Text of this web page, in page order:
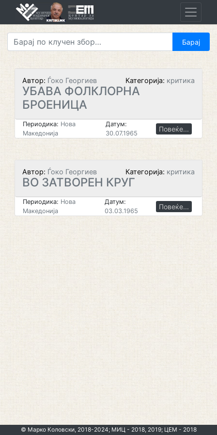
Автор: Ѓоко Георгиев Категорија: критика
УБАВА ФОЛКЛОРНА
БРОЕНИЦА
Периодика: Нова
Македонија
Датум:
30.07.1965
Повеќе...
Автор: Ѓоко Георгиев Категорија: критика
ВО ЗАТВОРЕН КРУГ
Периодика: Нова
Македонија
Датум:
03.03.1965
Повеќе...
© Марко Коловски, 2018-2024; МИЦ - 2018, 2019; ЦЕМ - 2018